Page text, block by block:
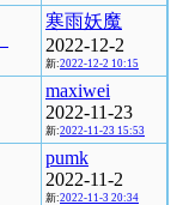
寒雨妖魔
2022-12-2
新:2022-12-2 10:15
maxiwei
2022-11-23
新:2022-11-23 15:53
pumk
2022-11-2
新:2022-11-3 20:34